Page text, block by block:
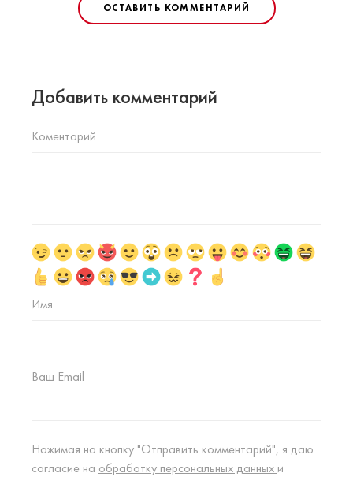
ОСТАВИТЬ КОММЕНТАРИЙ
Добавить комментарий
Коментарий
Имя
Ваш Email
Нажимая на кнопку "Отправить комментарий", я даю
согласие на обработку персональных данных и